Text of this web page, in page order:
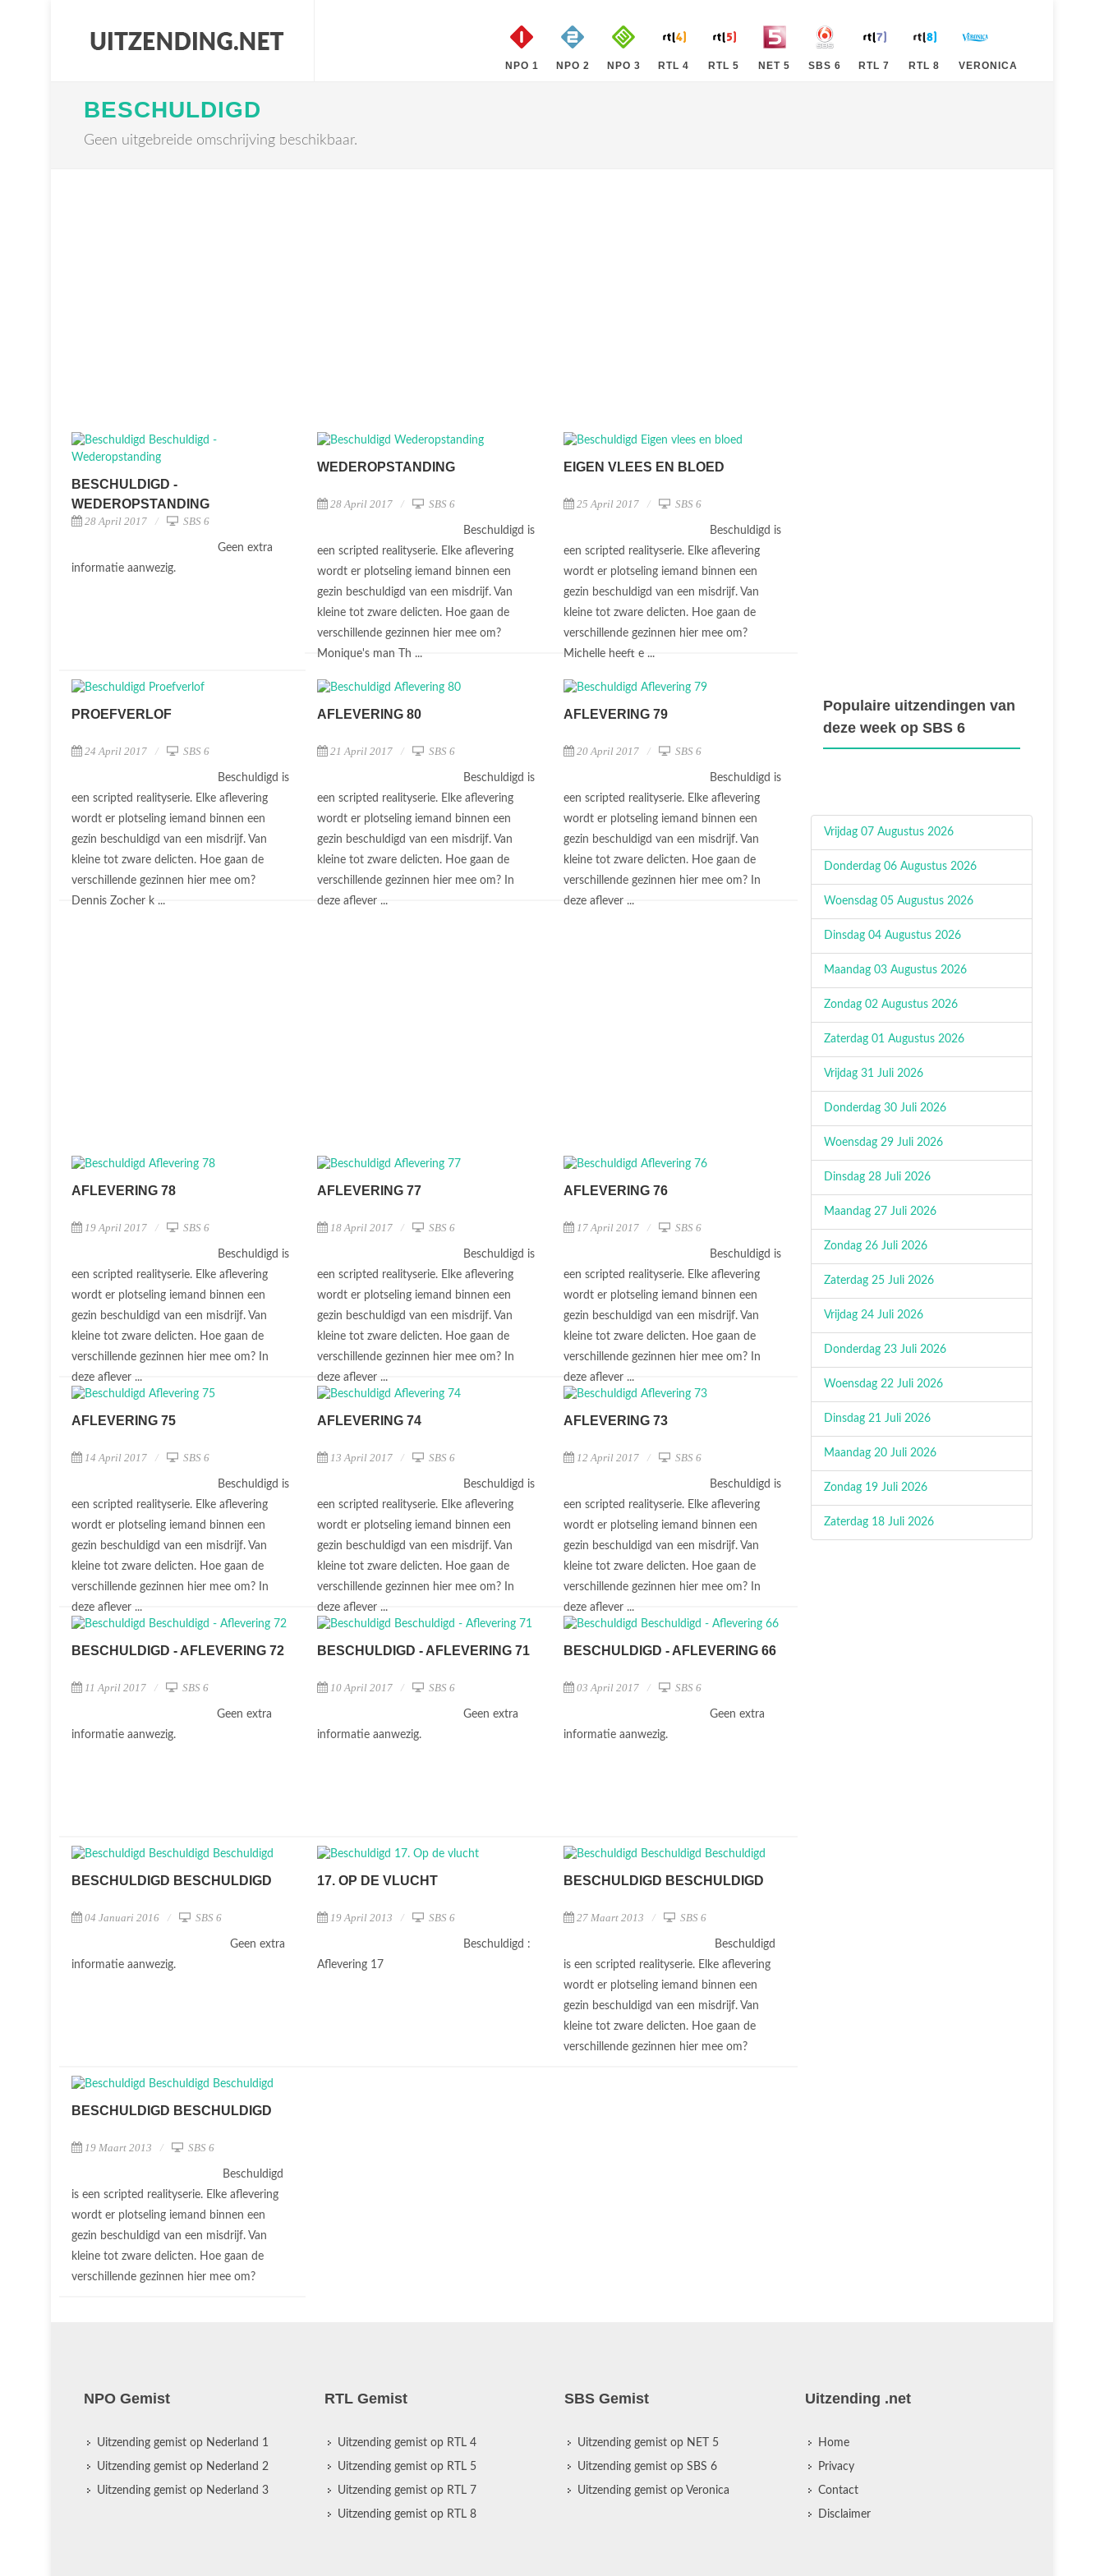
NPO 1 NPO 2 NPO 3 RTL 4 RTL 5 NET 5 SBS 6 RTL 7 RTL 8 VERONICA
BESCHULDIGD
Geen uitgebreide omschrijving beschikbaar.
BESCHULDIGD -
WEDEROPSTANDING
28 April 2017 SBS 6
Geen extra
informatie aanwezig.
WEDEROPSTANDING
28 April 2017 SBS 6
Beschuldigd is
een scripted realityserie. Elke aflevering
wordt er plotseling iemand binnen een
gezin beschuldigd van een misdrijf. Van
kleine tot zware delicten. Hoe gaan de
verschillende gezinnen hier mee om?
Monique's man Th ...
EIGEN VLEES EN BLOED
25 April 2017 SBS 6
Beschuldigd is
een scripted realityserie. Elke aflevering
wordt er plotseling iemand binnen een
gezin beschuldigd van een misdrijf. Van
kleine tot zware delicten. Hoe gaan de
verschillende gezinnen hier mee om?
Michelle heeft e ...
PROEFVERLOF
24 April 2017 SBS 6
Beschuldigd is
een scripted realityserie. Elke aflevering
wordt er plotseling iemand binnen een
gezin beschuldigd van een misdrijf. Van
kleine tot zware delicten. Hoe gaan de
verschillende gezinnen hier mee om?
Dennis Zocher k ...
AFLEVERING 80
21 April 2017 SBS 6
Beschuldigd is
een scripted realityserie. Elke aflevering
wordt er plotseling iemand binnen een
gezin beschuldigd van een misdrijf. Van
kleine tot zware delicten. Hoe gaan de
verschillende gezinnen hier mee om? In
deze aflever ...
AFLEVERING 79
20 April 2017 SBS 6
Beschuldigd is
een scripted realityserie. Elke aflevering
wordt er plotseling iemand binnen een
gezin beschuldigd van een misdrijf. Van
kleine tot zware delicten. Hoe gaan de
verschillende gezinnen hier mee om? In
deze aflever ...
AFLEVERING 78
19 April 2017 SBS 6
Beschuldigd is
een scripted realityserie. Elke aflevering
wordt er plotseling iemand binnen een
gezin beschuldigd van een misdrijf. Van
kleine tot zware delicten. Hoe gaan de
verschillende gezinnen hier mee om? In
deze aflever ...
AFLEVERING 77
18 April 2017 SBS 6
Beschuldigd is
een scripted realityserie. Elke aflevering
wordt er plotseling iemand binnen een
gezin beschuldigd van een misdrijf. Van
kleine tot zware delicten. Hoe gaan de
verschillende gezinnen hier mee om? In
deze aflever ...
AFLEVERING 76
17 April 2017 SBS 6
Beschuldigd is
een scripted realityserie. Elke aflevering
wordt er plotseling iemand binnen een
gezin beschuldigd van een misdrijf. Van
kleine tot zware delicten. Hoe gaan de
verschillende gezinnen hier mee om? In
deze aflever ...
AFLEVERING 75
14 April 2017 SBS 6
Beschuldigd is
een scripted realityserie. Elke aflevering
wordt er plotseling iemand binnen een
gezin beschuldigd van een misdrijf. Van
kleine tot zware delicten. Hoe gaan de
verschillende gezinnen hier mee om? In
deze aflever ...
AFLEVERING 74
13 April 2017 SBS 6
Beschuldigd is
een scripted realityserie. Elke aflevering
wordt er plotseling iemand binnen een
gezin beschuldigd van een misdrijf. Van
kleine tot zware delicten. Hoe gaan de
verschillende gezinnen hier mee om? In
deze aflever ...
AFLEVERING 73
12 April 2017 SBS 6
Beschuldigd is
een scripted realityserie. Elke aflevering
wordt er plotseling iemand binnen een
gezin beschuldigd van een misdrijf. Van
kleine tot zware delicten. Hoe gaan de
verschillende gezinnen hier mee om? In
deze aflever ...
BESCHULDIGD - AFLEVERING 72
11 April 2017 SBS 6
Geen extra
informatie aanwezig.
BESCHULDIGD - AFLEVERING 71
10 April 2017 SBS 6
Geen extra
informatie aanwezig.
BESCHULDIGD - AFLEVERING 66
03 April 2017 SBS 6
Geen extra
informatie aanwezig.
BESCHULDIGD BESCHULDIGD
04 Januari 2016 SBS 6
Geen extra
informatie aanwezig.
17. OP DE VLUCHT
19 April 2013 SBS 6
Beschuldigd :
Aflevering 17
BESCHULDIGD BESCHULDIGD
27 Maart 2013 SBS 6
Beschuldigd
is een scripted realityserie. Elke aflevering
wordt er plotseling iemand binnen een
gezin beschuldigd van een misdrijf. Van
kleine tot zware delicten. Hoe gaan de
verschillende gezinnen hier mee om?
BESCHULDIGD BESCHULDIGD
19 Maart 2013 SBS 6
Beschuldigd
is een scripted realityserie. Elke aflevering
wordt er plotseling iemand binnen een
gezin beschuldigd van een misdrijf. Van
kleine tot zware delicten. Hoe gaan de
verschillende gezinnen hier mee om?
Populaire uitzendingen van
deze week op SBS 6
Vrijdag 07 Augustus 2026
Donderdag 06 Augustus 2026
Woensdag 05 Augustus 2026
Dinsdag 04 Augustus 2026
Maandag 03 Augustus 2026
Zondag 02 Augustus 2026
Zaterdag 01 Augustus 2026
Vrijdag 31 Juli 2026
Donderdag 30 Juli 2026
Woensdag 29 Juli 2026
Dinsdag 28 Juli 2026
Maandag 27 Juli 2026
Zondag 26 Juli 2026
Zaterdag 25 Juli 2026
Vrijdag 24 Juli 2026
Donderdag 23 Juli 2026
Woensdag 22 Juli 2026
Dinsdag 21 Juli 2026
Maandag 20 Juli 2026
Zondag 19 Juli 2026
Zaterdag 18 Juli 2026
NPO Gemist
Uitzending gemist op Nederland 1
Uitzending gemist op Nederland 2
Uitzending gemist op Nederland 3
RTL Gemist
Uitzending gemist op RTL 4
Uitzending gemist op RTL 5
Uitzending gemist op RTL 7
Uitzending gemist op RTL 8
SBS Gemist
Uitzending gemist op NET 5
Uitzending gemist op SBS 6
Uitzending gemist op Veronica
Uitzending .net
Home
Privacy
Contact
Disclaimer